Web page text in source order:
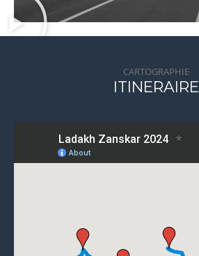
CARTOGRAPHIE
ITINERAIRE